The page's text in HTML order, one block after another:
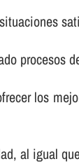
los
al igual